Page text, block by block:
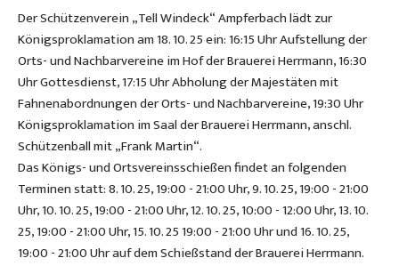
Der Schützenverein „Tell Windeck“ Ampferbach lädt zur
Königsproklamation am 18. 10. 25 ein: 16:15 Uhr Aufstellung der
Orts- und Nachbarvereine im Hof der Brauerei Herrmann, 16:30
Uhr Gottesdienst, 17:15 Uhr Abholung der Majestäten mit
Fahnenabordnungen der Orts- und Nachbarvereine, 19:30 Uhr
Königsproklamation im Saal der Brauerei Herrmann, anschl.
Schützenball mit „Frank Martin“.
Das Königs- und Ortsvereinsschießen findet an folgenden
Terminen statt: 8. 10. 25, 19:00 - 21:00 Uhr, 9. 10. 25, 19:00 - 21:00
Uhr, 10. 10. 25, 19:00 - 21:00 Uhr, 12. 10. 25, 10:00 - 12:00 Uhr, 13. 10.
25, 19:00 - 21:00 Uhr, 15. 10. 25 19:00 - 21:00 Uhr und 16. 10. 25,
19:00 - 21:00 Uhr auf dem Schießstand der Brauerei Herrmann.